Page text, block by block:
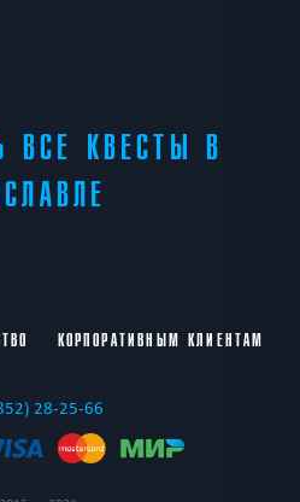
ВСЕ КВЕСТЫ В
КОРПОРАТИВНЫМ КЛИЕНТАМ
28-25-66